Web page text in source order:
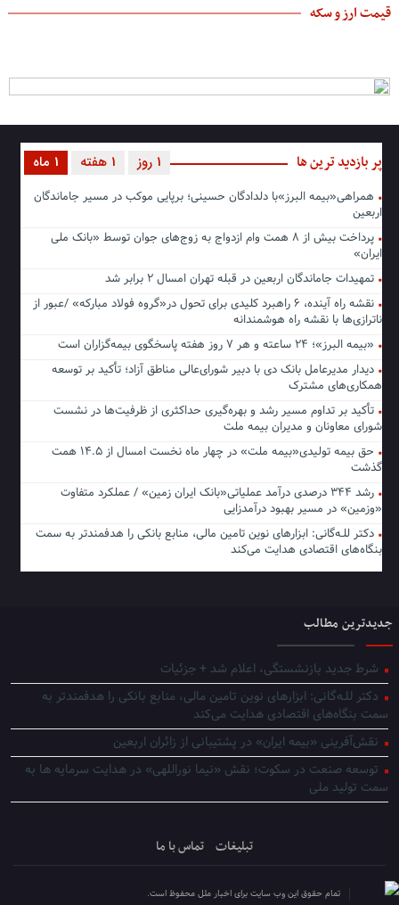
قیمت ارز و سکه
پر بازدید ترین ها 1 ماه 1 هفته 1 روز
همراهی«بیمه البرز»با دلدادگان حسینی؛ برپایی موکب در مسیر جاماندگان
اربعین
پرداخت بیش از ۸ همت وام ازدواج به زوج‌های جوان توسط «بانک ملی
ایران»
تمهیدات جاماندگان اربعین در قبله تهران امسال ۲ برابر شد
نقشه راه آینده، ۶ راهبرد کلیدی برای تحول در«گروه فولاد مبارکه» /عبور از
ناترازی‌ها با نقشه راه هوشمندانه
«بیمه البرز»؛ ۲۴ ساعته و هر ۷ روز هفته پاسخگوی بیمه‌گزاران است
دیدار مدیرعامل بانک دی با دبیر شورای‌عالی مناطق آزاد؛ تأکید بر توسعه
همکاری‌های مشترک
تأکید بر تداوم مسیر رشد و بهره‌گیری حداکثری از ظرفیت‌ها در نشست
شورای معاونان و مدیران بیمه ملت
حق بیمه تولیدی«بیمه ملت» در چهار ماه نخست امسال از ۱۴.۵ همت
گذشت
رشد ۳۴۴ درصدی درآمد عملیاتی«بانک ایران زمین» / عملکرد متفاوت
«وزمین» در مسیر بهبود درآمدزایی
دکتر للـه‌گانی: ابزارهای نوین تامین مالی، منابع بانکی را هدفمندتر به سمت
بنگاه‌های اقتصادی هدایت می‌کند
جدیدترین مطالب
شرط جدید بازنشستگی، اعلام شد + جزئیات
دکتر للـه‌گانی: ابزارهای نوین تامین مالی، منابع بانکی را هدفمندتر به
سمت بنگاه‌های اقتصادی هدایت می‌کند
نقش‌آفرینی «بیمه ایران» در پشتیبانی از زائران اربعین
توسعه صنعت در سکوت؛ نقش «نیما نوراللهی» در هدایت سرمایه ها به
سمت تولید ملی
تبلیغات تماس با ما
تمام حقوق این وب سایت برای اخبار ملل محفوظ است.